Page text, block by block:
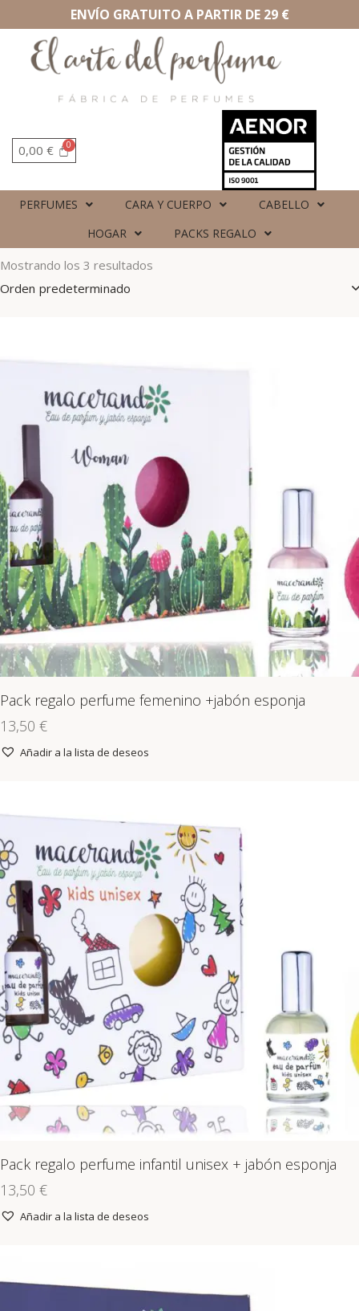
ENVÍO GRATUITO A PARTIR DE 29 €
0,00 €
PERFUMES CARA Y CUERPO
CABELLO
HOGAR
PACKS REGALO
Mostrando los 3 resultados
Pack regalo perfume femenino +jabón esponja
13,50 €
Añadir a la lista de deseos
Pack regalo perfume infantil unisex + jabón esponja
13,50 €
Añadir a la lista de deseos